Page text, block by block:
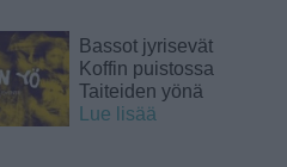
Bassot jyrisevät
Koffin puistossa
Taiteiden yönä
Lue lisää